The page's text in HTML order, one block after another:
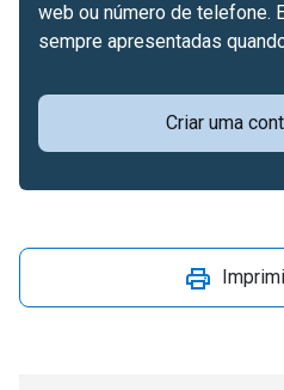
Criar uma
web ou número de telefone.
sempre apresentadas